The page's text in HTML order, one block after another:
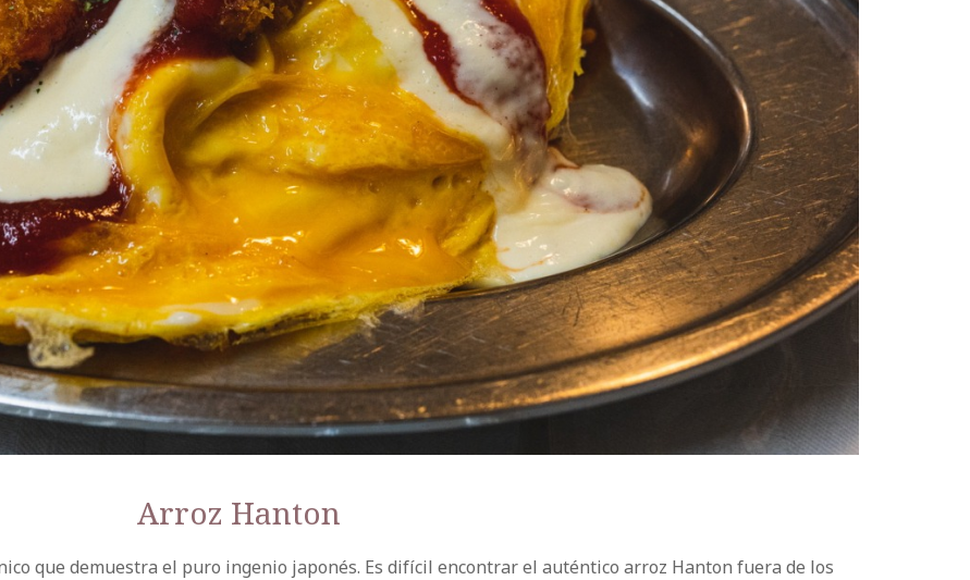
Arroz Hanton
que demuestra el puro ingenio japonés. Es difícil encontrar el auténtico arroz Hanton fuera de los